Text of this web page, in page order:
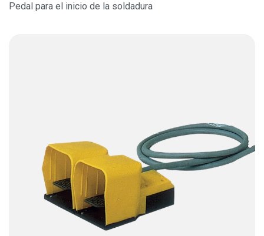
Pedal para el inicio de la soldadura